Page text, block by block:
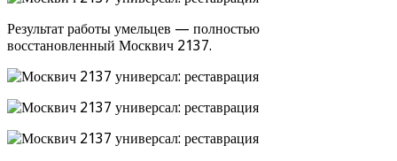
Результат работы умельцев — полностью
восстановленный Москвич 2137.